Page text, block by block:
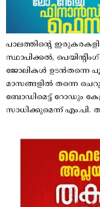
പാലത്തിന്റെ
സ്ഥാപിക്കൽ,
ജോലികൾ ഉടൻതന്നെ
മാസങ്ങളിൽ തന്നെ
ബോഡിമെട്ട് റോഡും
സാധിക്കുമെന്ന് എം.പി.